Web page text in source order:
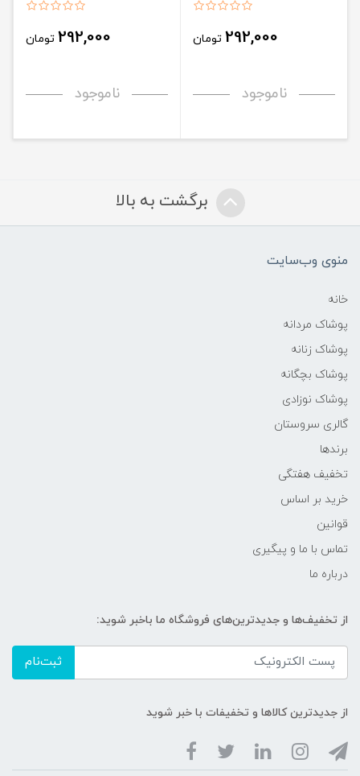
292,000 تومان
ناموجود
292,000 تومان
ناموجود
برگشت به بالا
منوی وب‌سایت
خانه
پوشاک مردانه
پوشاک زنانه
پوشاک بچگانه
پوشاک نوزادی
گالری سروستان
برندها
تخفیف هفتگی
خرید بر اساس
قوانین
تماس با ما و پیگیری
درباره ما
از تخفیف‌ها و جدیدترین‌های فروشگاه ما باخبر شوید:
ثبت‌نام
از جدیدترین کالاها و تخفیفات با خبر شوید